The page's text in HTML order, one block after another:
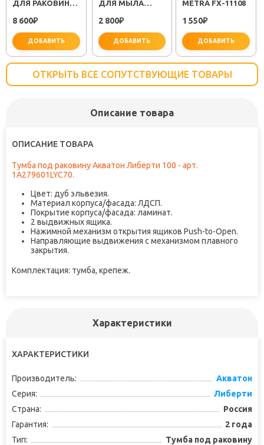
ДЛЯ РАКОВИНЫ
LS2-01-W0 ХРОМ
8 600₽
ДОБАВИТЬ
ДЛЯ МЫЛА
31012A
2 800₽
ДОБАВИТЬ
METRA FX-11108
1 550₽
ДОБАВИТЬ
ОТКРЫТЬ ВСЕ СОПУТСТВУЮЩИЕ ТОВАРЫ
Описание товара
ОПИСАНИЕ ТОВАРА
Тумба под раковину Акватон Либерти 100 - арт.
1A279601LYC70.
Цвет: дуб эльвезия.
Материал корпуса/фасада: ЛДСП.
Покрытие корпуса/фасада: ламинат.
2 выдвижных ящика.
Нажимной механизм открытия ящиков Push-to-Open.
Направляющие выдвижения с механизмом плавного
закрытия.
Комплектация: тумба, крепеж.
Характеристики
ХАРАКТЕРИСТИКИ
Производитель:
Акватон
Серия:
Либерти
Страна:
Россия
Гарантия:
2 года
Тип:
Тумба под раковину